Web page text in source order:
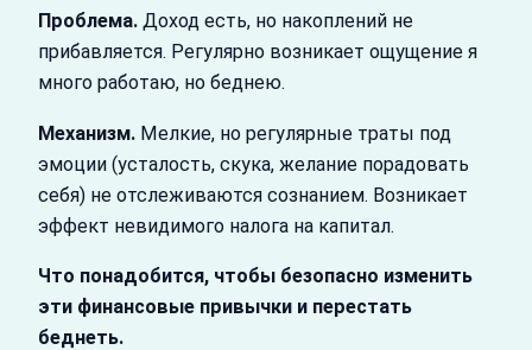
Проблема. Доход есть, но накоплений не
прибавляется. Регулярно возникает ощущение я
много работаю, но беднею.
Механизм. Мелкие, но регулярные траты под
эмоции (усталость, скука, желание порадовать
себя) не отслеживаются сознанием. Возникает
эффект невидимого налога на капитал.
Что понадобится, чтобы безопасно изменить
эти финансовые привычки и перестать
беднеть.